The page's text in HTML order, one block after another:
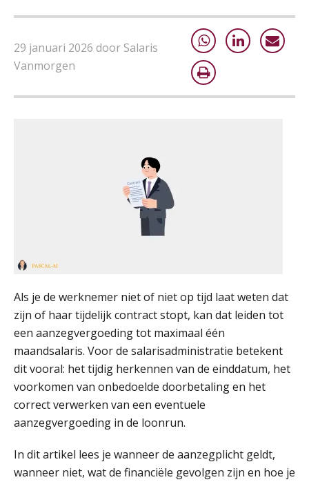
29 januari 2026 door Salaris
Vanmorgen
Als je de werknemer niet of niet op tijd laat weten dat
zijn of haar tijdelijk contract stopt, kan dat leiden tot
een aanzegvergoeding tot maximaal één
maandsalaris. Voor de salarisadministratie betekent
dit vooral: het tijdig herkennen van de einddatum, het
voorkomen van onbedoelde doorbetaling en het
correct verwerken van een eventuele
aanzegvergoeding in de loonrun.
In dit artikel lees je wanneer de aanzegplicht geldt,
wanneer niet, wat de financiële gevolgen zijn en hoe je